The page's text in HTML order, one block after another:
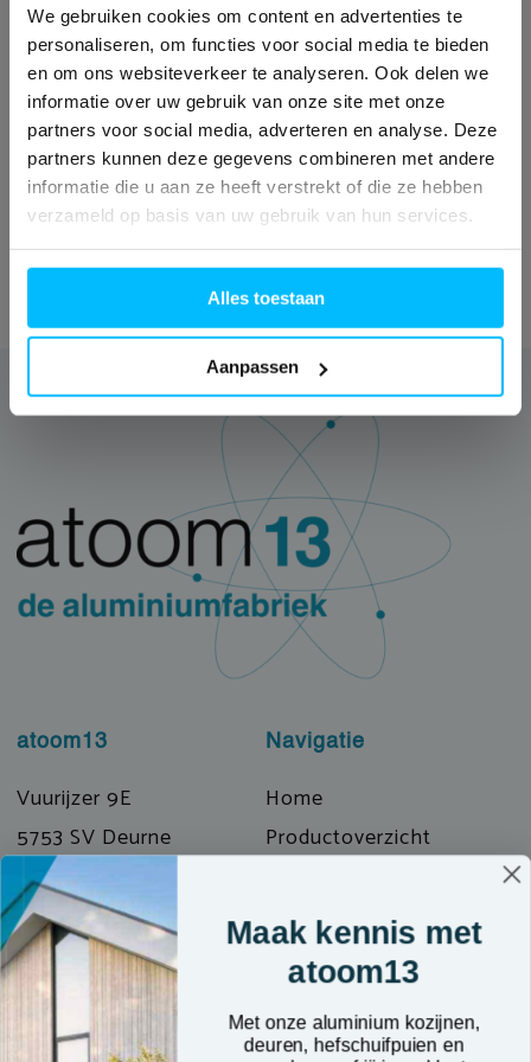
We gebruiken cookies om content en advertenties te
personaliseren, om functies voor social media te bieden
en om ons websiteverkeer te analyseren. Ook delen we
informatie over uw gebruik van onze site met onze
partners voor social media, adverteren en analyse. Deze
partners kunnen deze gegevens combineren met andere
informatie die u aan ze heeft verstrekt of die ze hebben
verzameld op basis van uw gebruik van hun services.
Alles toestaan
Aanpassen
deurenleverancier met
een breed assortiment?
atoom13
Vuurijzer 9E
5753 SV Deurne
T: 0493 319072
E: info@atoom13.nl
Navigatie
Home
Productoverzicht
Over ons
Kennisbank
Contact
Maak kennis met
atoom13
Met onze aluminium kozijnen,
deuren, hefschuifpuien en